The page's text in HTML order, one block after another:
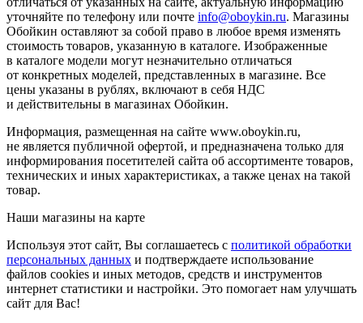
уточняйте по телефону или почте info@oboykin.ru. Магазины
Обойкин оставляют за собой право в любое время изменять
стоимость товаров, указанную в каталоге. Изображенные
в каталоге модели могут незначительно отличаться
от конкретных моделей, представленных в магазине. Все
цены указаны в рублях, включают в себя НДС
и действительны в магазинах Обойкин.
Информация, размещенная на сайте www.oboykin.ru,
не является публичной офертой, и предназначена только для
информирования посетителей сайта об ассортименте товаров,
технических и иных характеристиках, а также ценах на такой
товар.
Наши магазины на карте
Используя этот сайт, Вы соглашаетесь с политикой обработки
персональных данных и подтверждаете использование
файлов cookies и иных методов, средств и инструментов
интернет статистики и настройки. Это помогает нам улучшать
сайт для Вас!